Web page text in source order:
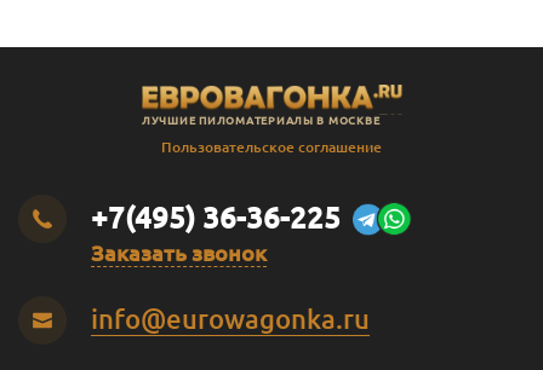
ЛУЧШИЕ ПИЛОМАТЕРИАЛЫ В МОСКВЕ
Пользовательское соглашение
+7(495) 36-36-225
Заказать звонок
info@eurowagonka.ru